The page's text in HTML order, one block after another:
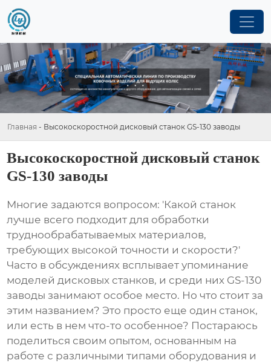
Главная - Высокоскоростной дисковый станок GS-130 заводы
Высокоскоростной дисковый станок
GS-130 заводы
Многие задаются вопросом: 'Какой станок
лучше всего подходит для обработки
труднообрабатываемых материалов,
требующих высокой точности и скорости?'
Часто в обсуждениях всплывает упоминание
моделейдисковых станков, и среди них GS-130
заводы занимают особое место. Но что стоит за
этим названием? Это просто еще один станок,
или есть в нем что-то особенное? Постараюсь
поделиться своим опытом, основанным на
работе с различными типами оборудования и